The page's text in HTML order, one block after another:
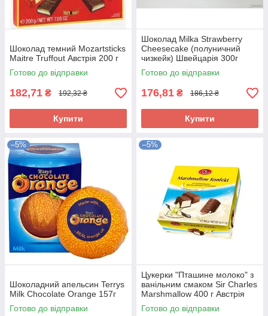
Шоколад темний Mozartsticks
Maitre Truffout Австрія 200 г
Готово до відправки
182,71 ₴ 192,32 ₴
Купити
Шоколад Milka Strawberry
Cheesecake (полуничний
чизкейк) Швейцарія 300г
Готово до відправки
176,81 ₴ 186,12 ₴
Купити
–5%
Шоколадний апельсин Terrys
Milk Chocolate Orange 157г
Готово до відправки
–5%
Цукерки "Пташине молоко" з
ванільним смаком Sir Charles
Marshmallow 400 г Австрія
Готово до відправки